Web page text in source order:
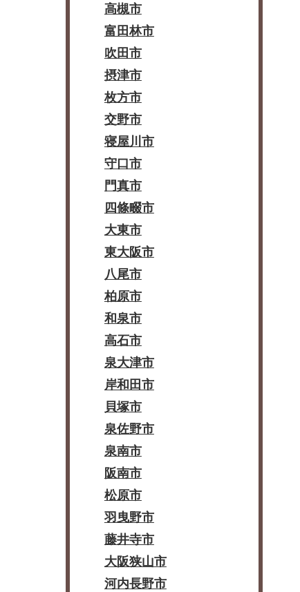
高槻市
富田林市
吹田市
摂津市
枚方市
交野市
寝屋川市
守口市
門真市
四條畷市
大東市
東大阪市
八尾市
柏原市
和泉市
高石市
泉大津市
岸和田市
貝塚市
泉佐野市
泉南市
阪南市
松原市
羽曳野市
藤井寺市
大阪狭山市
河内長野市